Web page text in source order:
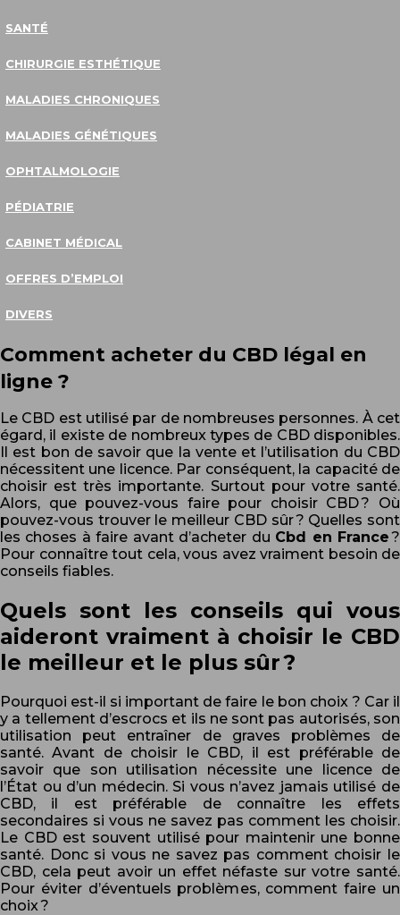
SANTÉ
CHIRURGIE ESTHÉTIQUE
MALADIES CHRONIQUES
MALADIES GÉNÉTIQUES
OPHTALMOLOGIE
PÉDIATRIE
CABINET MÉDICAL
OFFRES D’EMPLOI
DIVERS
Comment acheter du CBD légal en
ligne ?
Le CBD est utilisé par de nombreuses personnes. À cet
égard, il existe de nombreux types de CBD disponibles.
Il est bon de savoir que la vente et l’utilisation du CBD
nécessitent une licence. Par conséquent, la capacité de
choisir est très importante. Surtout pour votre santé.
Alors, que pouvez-vous faire pour choisir CBD ? Où
pouvez-vous trouver le meilleur CBD sûr ? Quelles sont
les choses à faire avant d’acheter du Cbd en France?
Pour connaître tout cela, vous avez vraiment besoin de
conseils fiables.
Quels sont les conseils qui vous
aideront vraiment à choisir le CBD
le meilleur et le plus sûr ?
Pourquoi est-il si important de faire le bon choix ? Car il
y a tellement d’escrocs et ils ne sont pas autorisés, son
utilisation peut entraîner de graves problèmes de
santé. Avant de choisir le CBD, il est préférable de
savoir que son utilisation nécessite une licence de
l’État ou d’un médecin. Si vous n’avez jamais utilisé de
CBD, il est préférable de connaître les effets
secondaires si vous ne savez pas comment les choisir.
Le CBD est souvent utilisé pour maintenir une bonne
santé. Donc si vous ne savez pas comment choisir le
CBD, cela peut avoir un effet néfaste sur votre santé.
Pour éviter d’éventuels problèmes, comment faire un
choix ?